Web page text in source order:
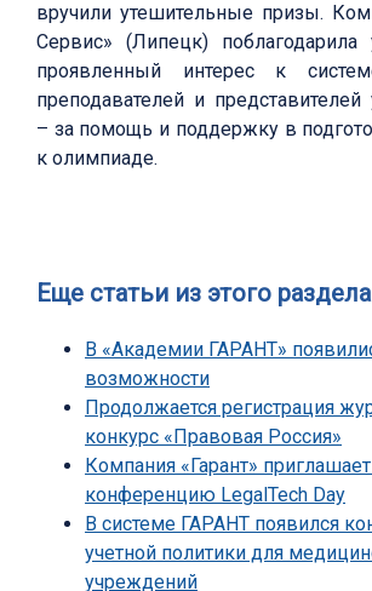
вручили утешительные призы.
Сервис» (Липецк) поблагодарила
проявленный интерес к
преподавателей и представителей
– за помощь и поддержку в
к олимпиаде.
Еще статьи из этого раздела
В «Академии ГАРАНТ»
возможности
Продолжается регистрация
конкурс «Правовая Россия»
Компания «Гарант»
конференцию LegalTech Day
В системе ГАРАНТ появился
учетной политики для
учреждений